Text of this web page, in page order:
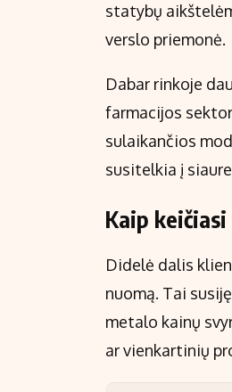
statybų
verslo priemonė.
Dabar rinkoje
farmacijos
sulaikančios
susitelkia į
Kaip
Didelė dalis
nuomą. Tai
metalo kainų
ar vienkartinių